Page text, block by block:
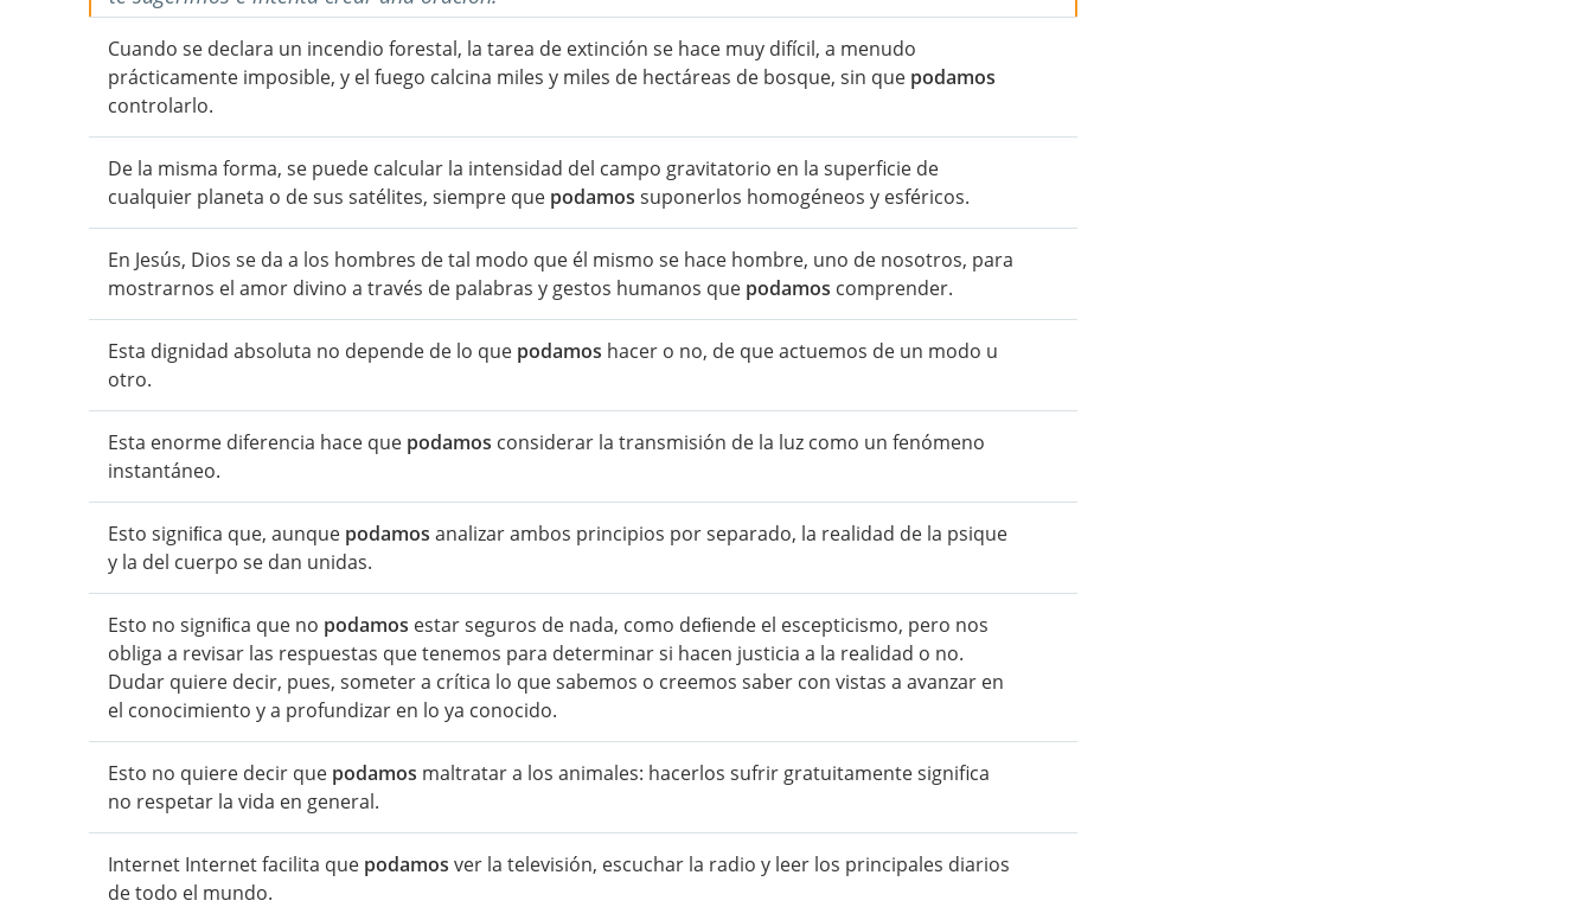
Cuando se declara un incendio forestal, la tarea de extinción se hace muy difícil, a menudo
prácticamente imposible, y el fuego calcina miles y miles de hectáreas de bosque, sin que podamos
controlarlo.
De la misma forma, se puede calcular la intensidad del campo gravitatorio en la superficie de
cualquier planeta o de sus satélites, siempre que podamos suponerlos homogéneos y esféricos.
En Jesús, Dios se da a los hombres de tal modo que él mismo se hace hombre, uno de nosotros, para
mostrarnos el amor divino a través de palabras y gestos humanos que podamos comprender.
Esta dignidad absoluta no depende de lo que podamos hacer o no, de que actuemos de un modo u
otro.
Esta enorme diferencia hace que podamos considerar la transmisión de la luz como un fenómeno
instantáneo.
Esto signiﬁca que, aunque podamos analizar ambos principios por separado, la realidad de la psique
y la del cuerpo se dan unidas.
Esto no signiﬁca que no podamos estar seguros de nada, como deﬁende el escepticismo, pero nos
obliga a revisar las respuestas que tenemos para determinar si hacen justicia a la realidad o no.
Dudar quiere decir, pues, someter a crítica lo que sabemos o creemos saber con vistas a avanzar en
el conocimiento y a profundizar en lo ya conocido.
Esto no quiere decir que podamos maltratar a los animales: hacerlos sufrir gratuitamente significa
no respetar la vida en general.
Internet Internet facilita que podamos ver la televisión, escuchar la radio y leer los principales diarios
de todo el mundo.